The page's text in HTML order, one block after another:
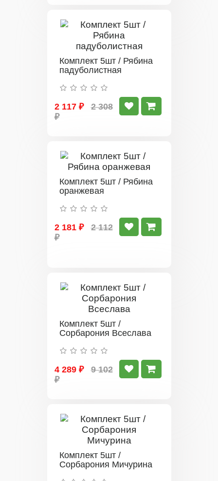
Комплект 5шт / Рябина
падуболистная
2 117 ₽
2 308
₽
Комплект 5шт / Рябина
оранжевая
2 181 ₽
2 112
₽
Комплект 5шт /
Сорбарония Всеслава
4 289 ₽
9 102
₽
Комплект 5шт /
Сорбарония Мичурина